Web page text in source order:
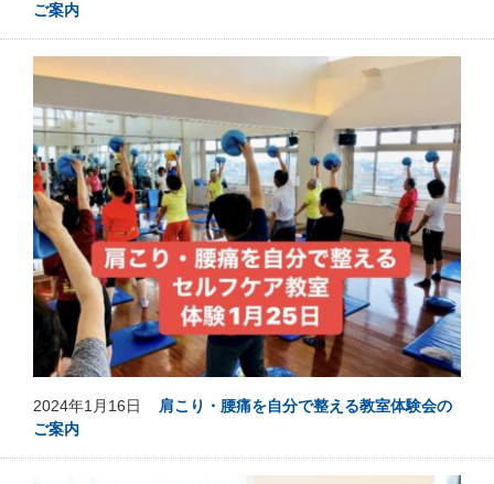
ご案内
2024年1月16日
肩こり・腰痛を自分で整える教室体験会の
ご案内